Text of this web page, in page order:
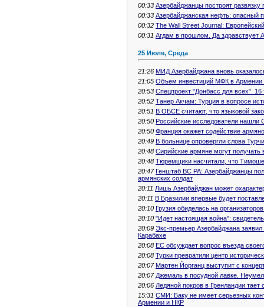
00:33 Азербайджанцы построят развязку
00:33 Азербайджанская нефть: опасный
00:32 The Wall Street Journal:
00:31 Агдам в прошлом. Да здравствует
25 Июля, Среда
21:26 МИД Азербайджана вновь
21:05 Объем инвестиций МФК в Армении
20:53 Спецпроект "Донбасс для всех".
20:52 Танер Акчам: Турция в вопросе
20:51 В ОБСЕ считают, что языковой
20:50 Российские исследователи нашли
20:50 Франция окажет содействие
20:49 В больнице опровергли слова
20:48 Сирийские армяне могут
20:48 Тюремщики насчитали, что
20:47 Генштаб ВС РА: Азербайджанцы
армянских солдат
20:11 Лишь Азербайджан может
20:11 В Бразилии впервые будет
20:10 Грузия обиделась на
20:10 "Идет настоящая война":
20:09 Экс-премьер Азербайджана
Карабахе
20:08 ЕС обсуждает вопрос въезда
20:08 Турки превратили центр
20:07 Мартен Йорганц выступит с
20:07 Джемаль в посудной лавке.
20:06 Ледяной покров в Гренландии тает
15:31 СМИ: Баку не имеет серьезных
Армении и НКР